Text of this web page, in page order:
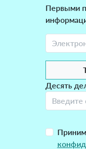
Первыми
Десять